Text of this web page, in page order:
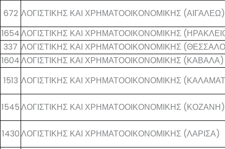
672 ΛΟΓΙΣΤΙΚΗΣ ΚΑΙ ΧΡΗΜΑΤΟΟΙΚΟΝΟΜΙΚΗΣ (ΑΙΓΑΛΕΩ)
1654ΛΟΓΙΣΤΙΚΗΣ ΚΑΙ ΧΡΗΜΑΤΟΟΙΚΟΝΟΜΙΚΗΣ
337 ΛΟΓΙΣΤΙΚΗΣ ΚΑΙ ΧΡΗΜΑΤΟΟΙΚΟΝΟΜΙΚΗΣ
1604ΛΟΓΙΣΤΙΚΗΣ ΚΑΙ ΧΡΗΜΑΤΟΟΙΚΟΝΟΜΙΚΗΣ
1513 ΛΟΓΙΣΤΙΚΗΣ ΚΑΙ ΧΡΗΜΑΤΟΟΙΚΟΝΟΜΙΚΗΣ
1545ΛΟΓΙΣΤΙΚΗΣ ΚΑΙ ΧΡΗΜΑΤΟΟΙΚΟΝΟΜΙΚΗΣ (ΚΟΖΑΝΗ)
1430ΛΟΓΙΣΤΙΚΗΣ ΚΑΙ ΧΡΗΜΑΤΟΟΙΚΟΝΟΜΙΚΗΣ (ΛΑΡΙΣΑ)